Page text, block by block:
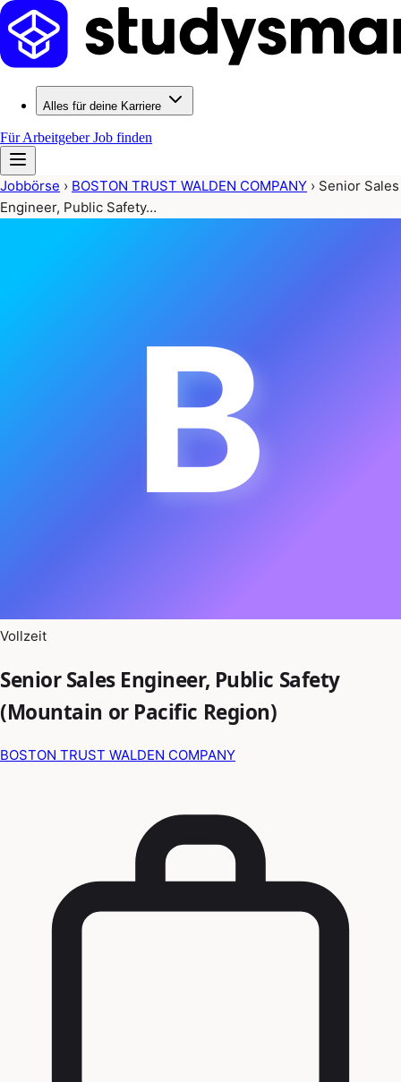
Alles für deine Karriere
Für ArbeitgeberJob finden
Jobbörse › BOSTON TRUST WALDEN COMPANY › Senior Sales
Engineer, Public Safety…
B
Vollzeit
Senior Sales Engineer, Public Safety
(Mountain or Pacific Region)
BOSTON TRUST WALDEN COMPANY